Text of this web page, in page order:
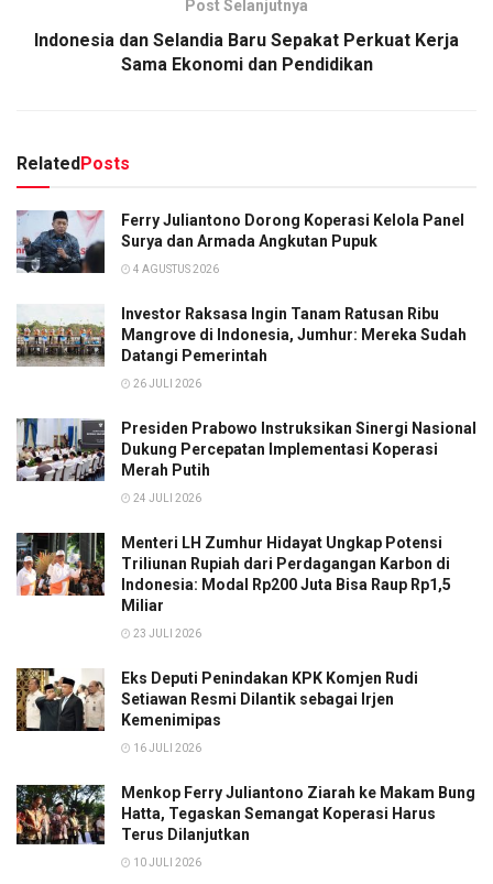
Post Selanjutnya
Indonesia dan Selandia Baru Sepakat Perkuat Kerja
Sama Ekonomi dan Pendidikan
Related Posts
Ferry Juliantono Dorong Koperasi Kelola Panel
Surya dan Armada Angkutan Pupuk
4 AGUSTUS 2026
Investor Raksasa Ingin Tanam Ratusan Ribu
Mangrove di Indonesia, Jumhur: Mereka Sudah
Datangi Pemerintah
26 JULI 2026
Presiden Prabowo Instruksikan Sinergi Nasional
Dukung Percepatan Implementasi Koperasi
Merah Putih
24 JULI 2026
Menteri LH Zumhur Hidayat Ungkap Potensi
Triliunan Rupiah dari Perdagangan Karbon di
Indonesia: Modal Rp200 Juta Bisa Raup Rp1,5
Miliar
23 JULI 2026
Eks Deputi Penindakan KPK Komjen Rudi
Setiawan Resmi Dilantik sebagai Irjen
Kemenimipas
16 JULI 2026
Menkop Ferry Juliantono Ziarah ke Makam Bung
Hatta, Tegaskan Semangat Koperasi Harus
Terus Dilanjutkan
10 JULI 2026